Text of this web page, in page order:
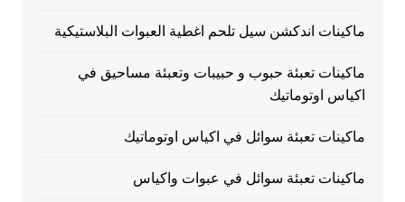
ماكينات اندكشن سيل تلحم اغطية العبوات البلاستيكية
ماكينات تعبئة حبوب و حبيبات وتعبئة مساحيق في
اكياس اوتوماتيك
ماكينات تعبئة سوائل في اكياس اوتوماتيك
ماكينات تعبئة سوائل في عبوات واكياس